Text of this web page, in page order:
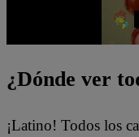
¿Dónde ver
¡Latino! Todos los